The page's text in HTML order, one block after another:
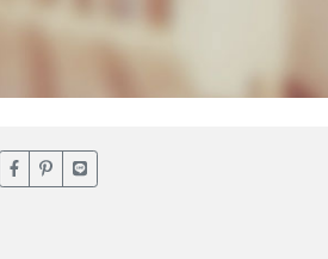
臉書分享(另開新視窗)
噗浪分享(另開新視窗)
Line分享(另開新視窗)